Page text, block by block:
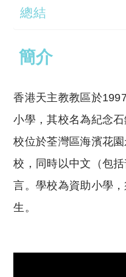
總結
簡介
香港天主教教區於
小學，其校名為紀念
校位於荃灣區海濱花
校，同時以中文（包
言。學校為資助小學
生。